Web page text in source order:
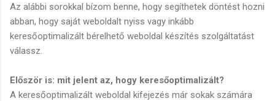
Az alábbi sorokkal bízom benne, hogy segíthetek döntést hozni
abban, hogy saját weboldalt nyiss vagy inkább
keresőoptimalizált bérelhető weboldal készítés szolgáltatást
válassz.
Először is: mit jelent az, hogy keresőoptimalizált?
A keresőoptimalizált weboldal kifejezés már sokak számára